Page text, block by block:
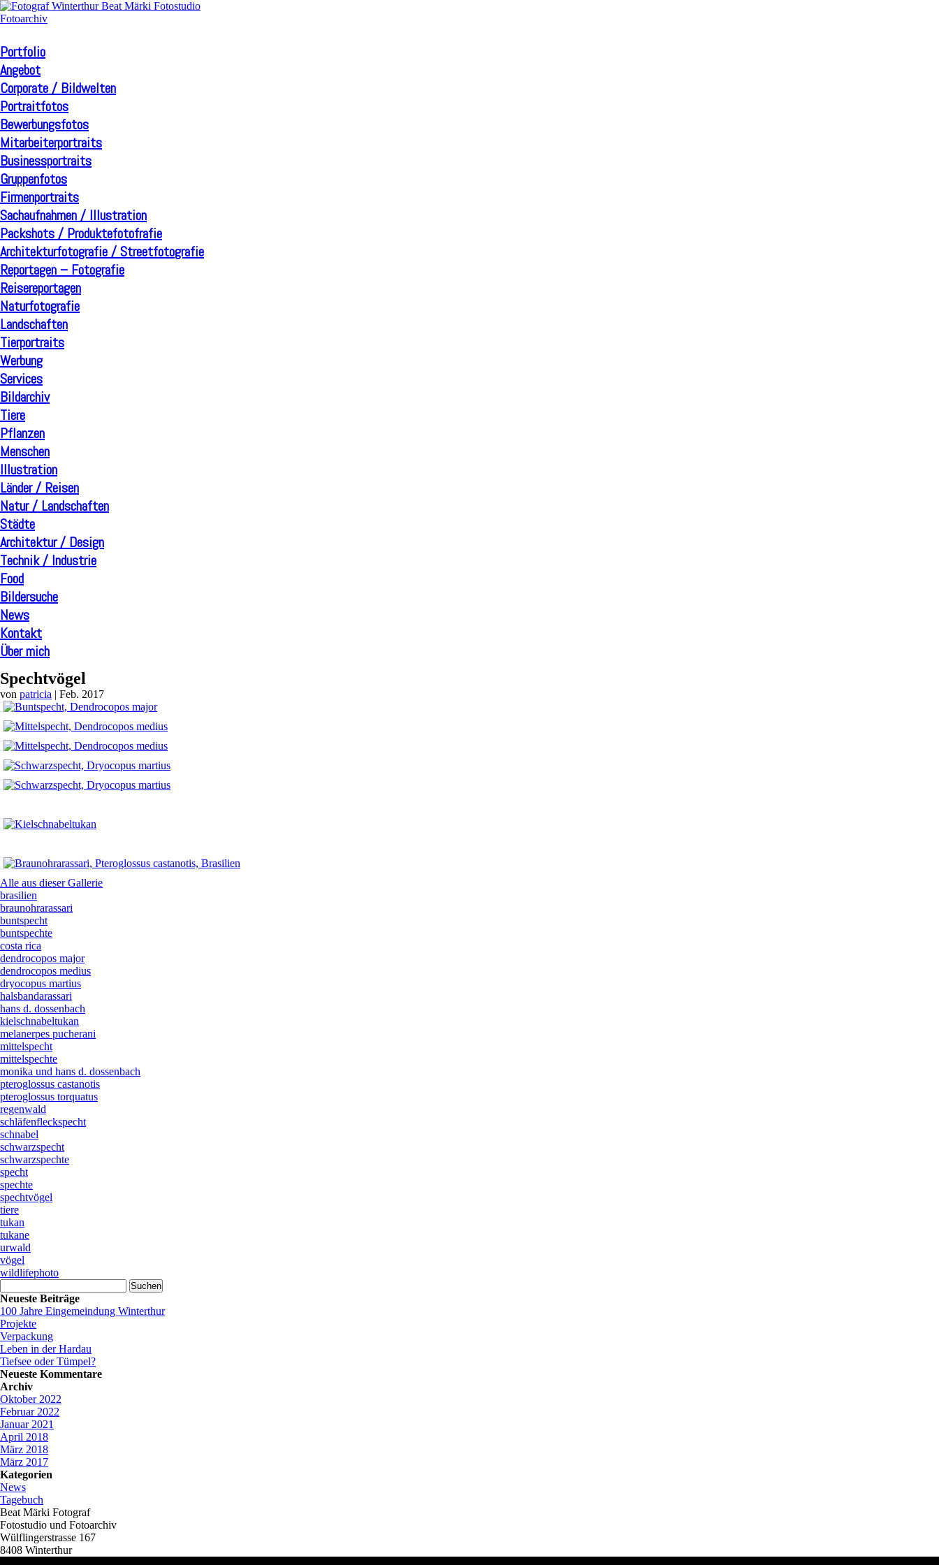
Portfolio
Angebot
Corporate / Bildwelten
Portraitfotos
Bewerbungsfotos
Mitarbeiterportraits
Businessportraits
Gruppenfotos
Firmenportraits
Sachaufnahmen / Illustration
Packshots / Produktefotofrafie
Architekturfotografie / Streetfotografie
Reportagen – Fotografie
Reisereportagen
Naturfotografie
Landschaften
Tierportraits
Werbung
Services
Bildarchiv
Tiere
Pflanzen
Menschen
Illustration
Länder / Reisen
Natur / Landschaften
Städte
Architektur / Design
Technik / Industrie
Food
Bildersuche
News
Kontakt
Über mich
Spechtvögel
von patricia | Feb. 2017
Alle aus dieser Gallerie
brasilien
braunohrarassari
buntspecht
buntspechte
costa rica
dendrocopos major
dendrocopos medius
dryocopus martius
halsbandarassari
hans d. dossenbach
kielschnabeltukan
melanerpes pucherani
mittelspecht
mittelspechte
monika und hans d. dossenbach
pteroglossus castanotis
pteroglossus torquatus
regenwald
schläfenfleckspecht
schnabel
schwarzspecht
schwarzspechte
specht
spechte
spechtvögel
tiere
tukan
tukane
urwald
vögel
wildlifephoto
nach:
Neueste Beiträge
100 Jahre Eingemeindung Winterthur
Projekte
Verpackung
Leben in der Hardau
Tiefsee oder Tümpel?
Neueste Kommentare
Archiv
Oktober 2022
Februar 2022
Januar 2021
April 2018
März 2018
März 2017
Kategorien
News
Tagebuch
Beat Märki Fotograf
Fotostudio und Fotoarchiv
Wülflingerstrasse 167
8408 Winterthur